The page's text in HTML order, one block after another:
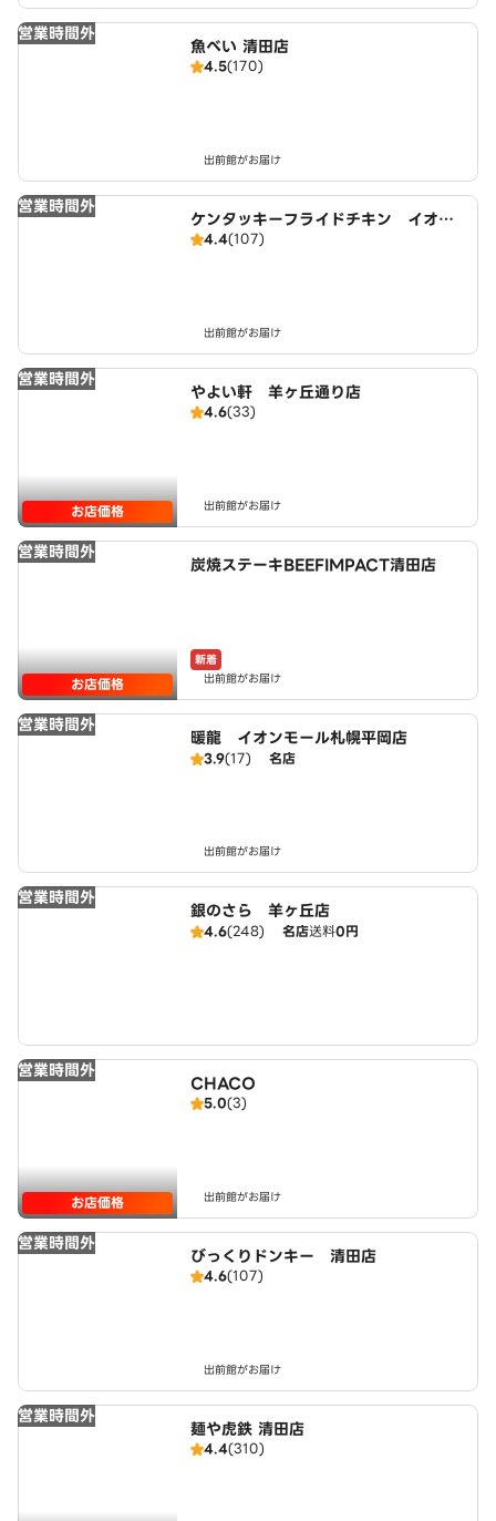
営業時間外
魚べい 清田店
4.5(170)
出前館がお届け
営業時間外
ケンタッキーフライドチキン イオン
モール札幌平岡店
4.4(107)
出前館がお届け
営業時間外
お店価格
やよい軒 羊ヶ丘通り店
4.6(33)
出前館がお届け
営業時間外
お店価格
炭焼ステーキBEEFIMPACT清田店
新着
出前館がお届け
営業時間外
暖龍 イオンモール札幌平岡店
3.9(17) 名店
出前館がお届け
営業時間外
銀のさら 羊ヶ丘店
4.6(248) 名店送料0円
営業時間外
お店価格
CHACO
5.0(3)
出前館がお届け
営業時間外
びっくりドンキー 清田店
4.6(107)
出前館がお届け
営業時間外
麺や虎鉄 清田店
4.4(310)